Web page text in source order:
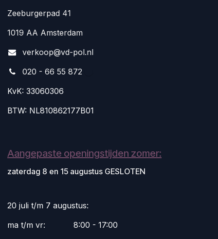
Zeeburgerpad 41
1019 AA Amsterdam
verkoop@vd-pol.nl
020 - 66 55 872
KvK: 33060306
BTW: NL810862177B01
Aangepaste openingstijden zomer:
zaterdag 8 en 15 augustus GESLOTEN
20 juli t/m 7 augustus:
ma t/m vr:
​8:00 - 17:00